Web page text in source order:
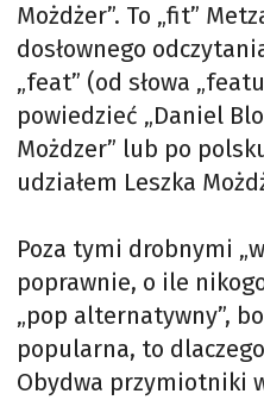
Możdżer”. To „fit”
dosłownego
„feat” (od słowa
powiedzieć „Daniel
Możdzer” lub po
udziałem Leszka
Poza tymi drobnymi
poprawnie, o ile
„pop alternatywny”,
popularna, to
Obydwa przymiotniki